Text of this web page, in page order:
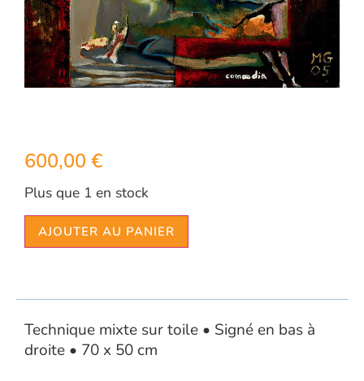
600,00 €
Plus que 1 en stock
AJOUTER AU PANIER
Technique mixte sur toile • Signé en bas à
droite • 70 x 50 cm